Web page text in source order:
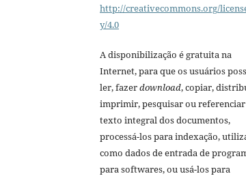
http://creativecommons.org/
y/4.0
A disponibilização é gratuita na
Internet, para que os usuários
ler, fazerdownload, copiar,
imprimir, pesquisar ou
texto integral dos documentos,
processá-los para indexação,
como dados de entrada de
para softwares, ou usá-los para